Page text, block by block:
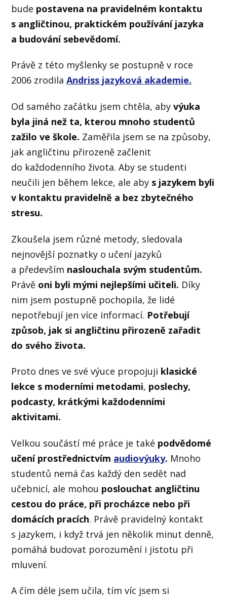
bude postavena na pravidelném kontaktu
s angličtinou, praktickém používání jazyka
a budování sebevědomí.
Právě z této myšlenky se postupně v roce
2006 zrodilaAndriss jazyková akademie.
Od samého začátku jsem chtěla, abyvýuka
byla jiná než ta, kterou mnoho studentů
zažilo ve škole. Zaměřila jsem se na způsoby,
jak angličtinu přirozeně začlenit
do každodenního života. Aby se studenti
neučili jen během lekce, ale aby s jazykem byli
v kontaktu pravidelně a bez zbytečného
stresu.
Zkoušela jsem různé metody, sledovala
nejnovější poznatky o učení jazyků
a především naslouchala svým studentům.
Právě oni byli mými nejlepšími učiteli. Díky
nim jsem postupně pochopila, že lidé
nepotřebují jen více informací. Potřebují
způsob, jak si angličtinu přirozeně zařadit
do svého života.
Proto dnes ve své výuce propojuji klasické
lekce s moderními metodami, poslechy,
podcasty, krátkými každodenními
aktivitami.
Velkou součástí mé práce je také podvědomé
učení prostřednictvím audiovýuky. Mnoho
studentů nemá čas každý den sedět nad
učebnicí, ale mohou poslouchat angličtinu
cestou do práce, při procházce nebo při
domácích pracích. Právě pravidelný kontakt
s jazykem, i když trvá jen několik minut denně,
pomáhá budovat porozumění i jistotu při
mluvení.
A čím déle jsem učila, tím víc jsem si